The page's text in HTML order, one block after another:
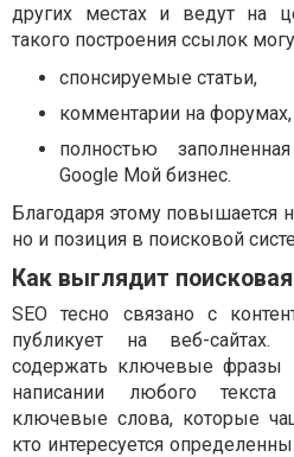
других местах и ведут на
такого построения ссылок
спонсируемые статьи,
комментарии на форумах,
полностью
Google Мой бизнес.
Благодаря этому повышается
но и позиция в поисковой
Как выглядит
SEO тесно связано с
публикует на веб-
содержать ключевые
написании любого текста
ключевые слова, которые
кто интересуется